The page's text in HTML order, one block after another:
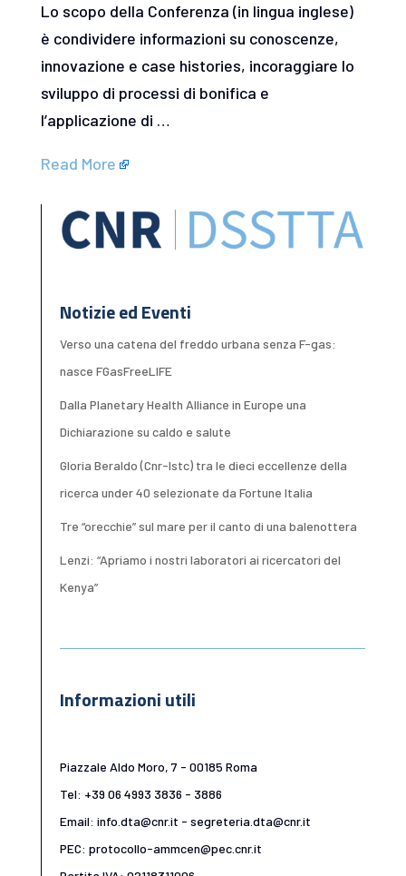
Lo scopo della Conferenza (in lingua inglese)
è condividere informazioni su conoscenze,
innovazione e case histories, incoraggiare lo
sviluppo di processi di bonifica e
l’applicazione di …
Read More
Notizie ed Eventi
Verso una catena del freddo urbana senza F-gas:
nasce FGasFreeLIFE
Dalla Planetary Health Alliance in Europe una
Dichiarazione su caldo e salute
Gloria Beraldo (Cnr-Istc) tra le dieci eccellenze della
ricerca under 40 selezionate da Fortune Italia
Tre “orecchie” sul mare per il canto di una balenottera
Lenzi: “Apriamo i nostri laboratori ai ricercatori del
Kenya”
Informazioni utili
Piazzale Aldo Moro, 7 - 00185 Roma
Tel: +39 06 4993 3836 - 3886
Email: info.dta@cnr.it - segreteria.dta@cnr.it
PEC: protocollo-ammcen@pec.cnr.it